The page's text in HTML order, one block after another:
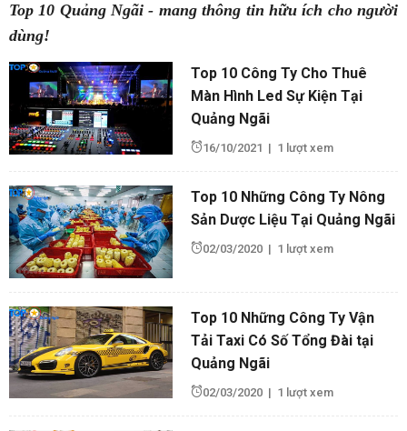
Top 10 Quảng Ngãi - mang thông tin hữu ích cho người
dùng!
Top 10 Công Ty Cho Thuê
Màn Hình Led Sự Kiện Tại
Quảng Ngãi
16/10/2021 | 1 lượt xem
Top 10 Những Công Ty Nông
Sản Dược Liệu Tại Quảng Ngãi
02/03/2020 | 1 lượt xem
Top 10 Những Công Ty Vận
Tải Taxi Có Số Tổng Đài tại
Quảng Ngãi
02/03/2020 | 1 lượt xem